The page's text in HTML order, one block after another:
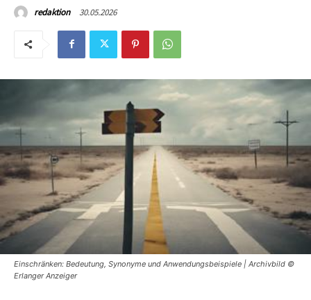
redaktion 30.05.2026
Einschränken: Bedeutung, Synonyme und Anwendungsbeispiele | Archivbild ©
Erlanger Anzeiger